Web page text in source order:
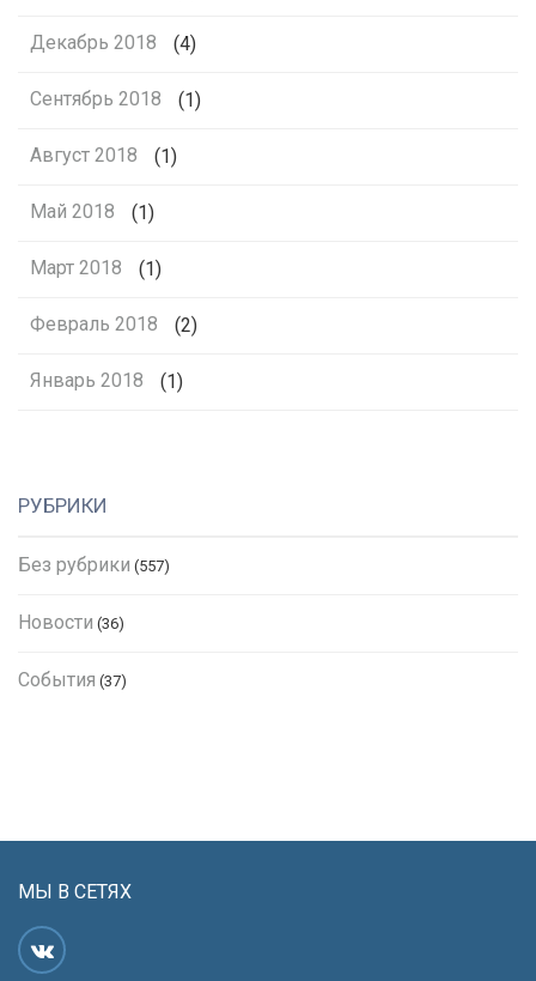
Декабрь 2018 (4)
Сентябрь 2018 (1)
Август 2018 (1)
Май 2018 (1)
Март 2018 (1)
Февраль 2018 (2)
Январь 2018 (1)
РУБРИКИ
Без рубрики (557)
Новости (36)
События (37)
МЫ В СЕТЯХ